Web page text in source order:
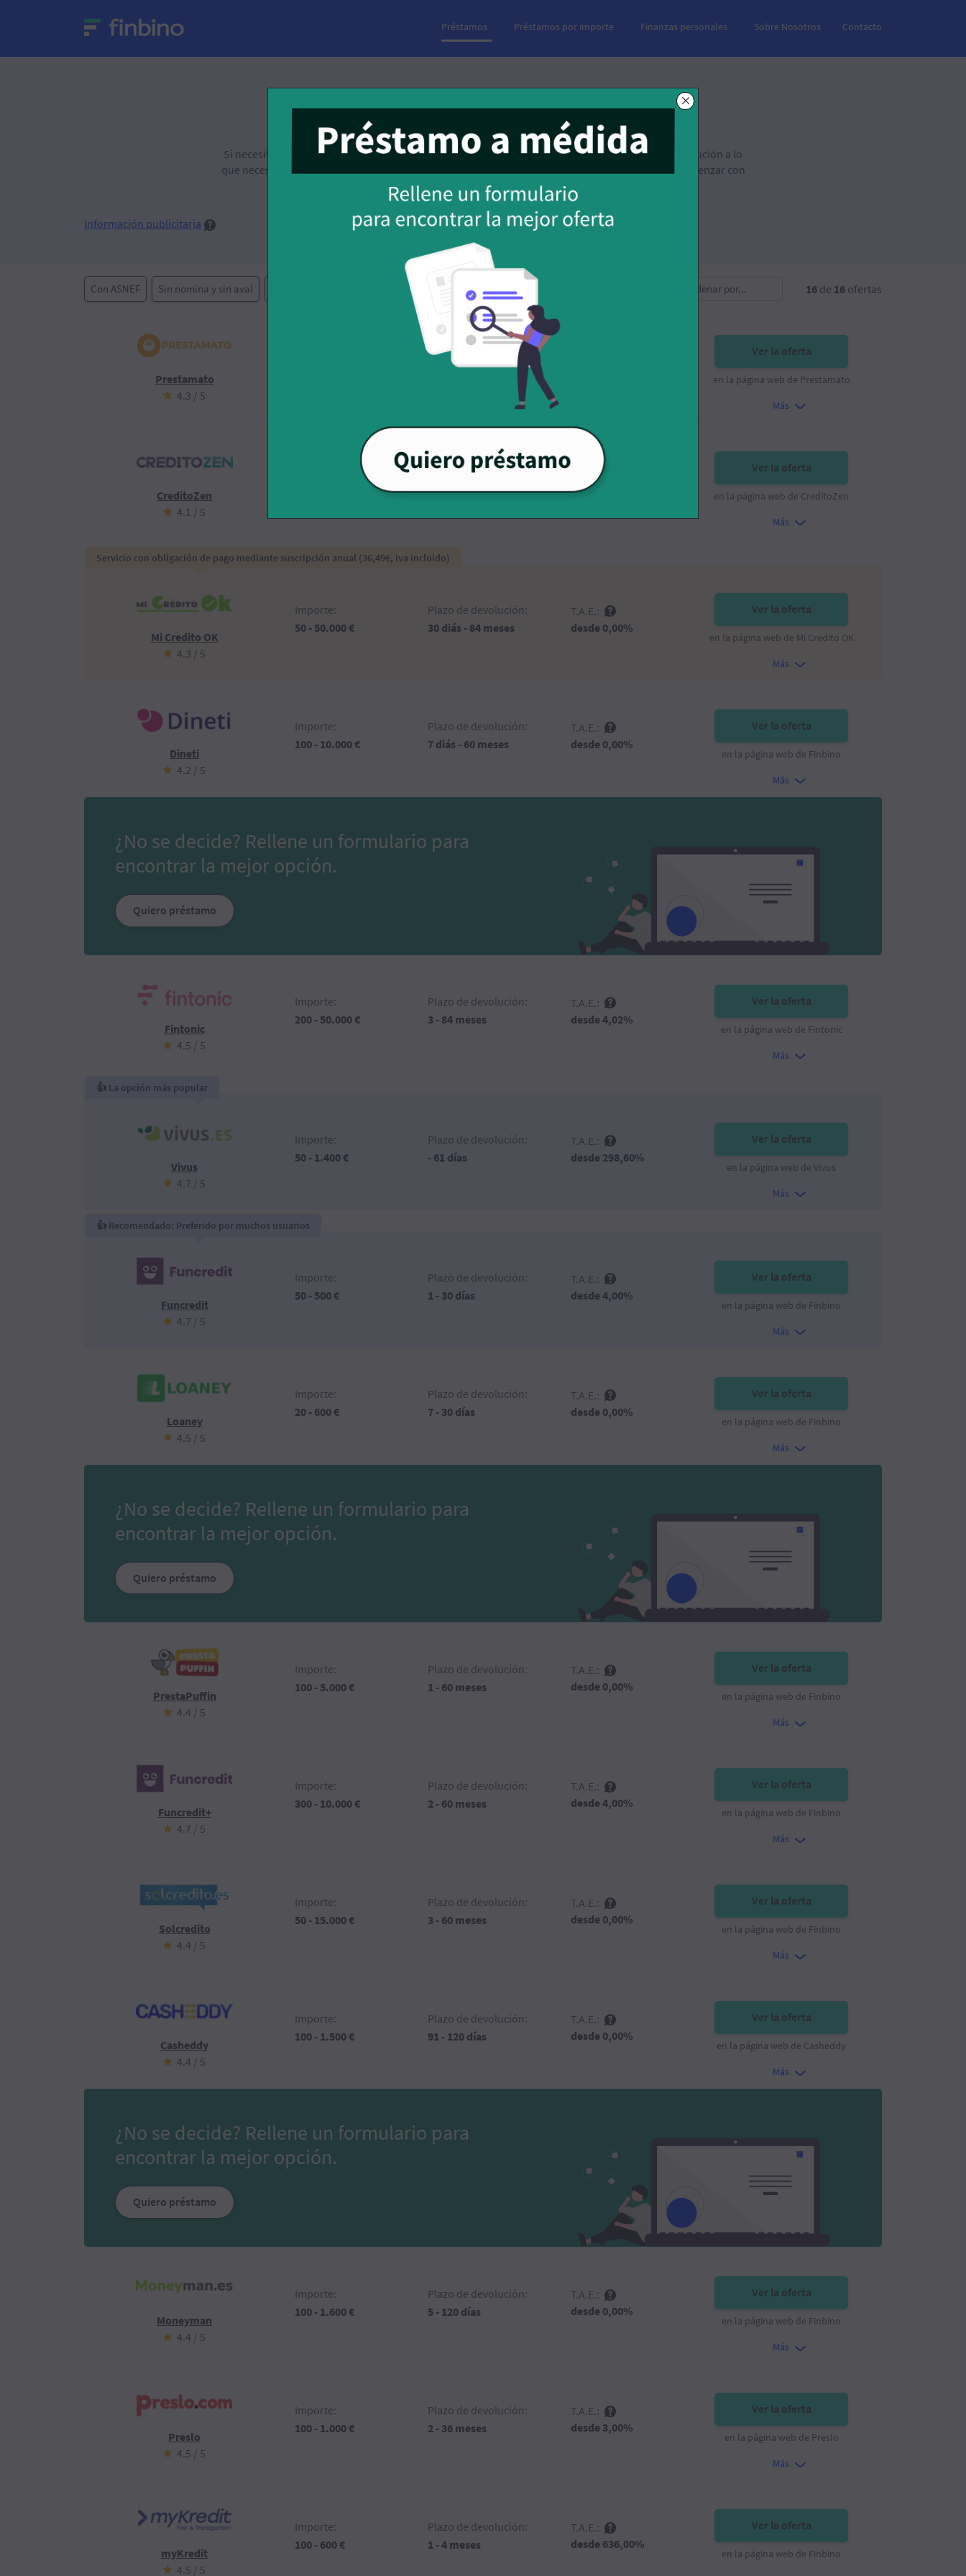
Préstamos Préstamos por importe Finanzas personales Sobre Nosotros Contacto
Los mejores préstamos solo con DNI
Agosto 2026
Si necesitas financiación urgente y no tienes nómina, los préstamos solo con DNI pueden ser la solución a lo
que necesitas. Para elegir el más rentable, puedes utilizar nuestro comparador de préstamos y comenzar con
la solicitud de manera sencilla.
Información publicitaria
Con ASNEF Sin nomina y sin aval Sin papeles Solo con DNI Ordenar por 16 de 16 ofertas
Prestamato
4.3 / 5
Plazo de devolución:
7 - 30 días
Ver la oferta
en la página web de Prestamato
Más
CreditoZen
4.1 / 5
Plazo de devolución:
desde 0,00%
Ver la oferta
en la página web de CreditoZen
Más
Servicio con obligación de pago mediante suscripción anual (36,49€, iva incluido)
Mi Credito OK
4.3 / 5
Importe:
50 - 50.000 €
Plazo de devolución:
30 diás - 84 meses
T.A.E.:
desde 0,00%
Ver la oferta
en la página web de Mi Credito OK
Más
Dineti
4.2 / 5
Importe:
100 - 10.000 €
Plazo de devolución:
7 diás - 60 meses
T.A.E.:
desde 0,00%
Ver la oferta
en la página web de Finbino
Más
¿No se decide? Rellene un formulario para
encontrar la mejor opción.
Quiero préstamo
Fintonic
4.5 / 5
Importe:
200 - 50.000 €
Plazo de devolución:
3 - 84 meses
T.A.E.:
desde 4,02%
Ver la oferta
en la página web de Fintonic
Más
👍 La opción más popular
Vivus
4.7 / 5
Importe:
50 - 1.400 €
Plazo de devolución:
- 61 días
T.A.E.:
desde 298,60%
Ver la oferta
en la página web de Vivus
Más
👍 Recomendado: Preferido por muchos usuarios
Funcredit
4.7 / 5
Importe:
50 - 500 €
Plazo de devolución:
1 - 30 días
T.A.E.:
desde 4,00%
Ver la oferta
en la página web de Finbino
Más
Loaney
4.5 / 5
Importe:
20 - 600 €
Plazo de devolución:
7 - 30 días
T.A.E.:
desde 0,00%
Ver la oferta
en la página web de Finbino
Más
¿No se decide? Rellene un formulario para
encontrar la mejor opción.
Quiero préstamo
PrestaPuffin
4.4 / 5
Importe:
100 - 5.000 €
Plazo de devolución:
1 - 60 meses
T.A.E.:
desde 0,00%
Ver la oferta
en la página web de Finbino
Más
Funcredit+
4.7 / 5
Importe:
300 - 10.000 €
Plazo de devolución:
2 - 60 meses
T.A.E.:
desde 4,00%
Ver la oferta
en la página web de Finbino
Más
Solcredito
4.4 / 5
Importe:
50 - 15.000 €
Plazo de devolución:
3 - 60 meses
T.A.E.:
desde 0,00%
Ver la oferta
en la página web de Finbino
Más
Casheddy
4.4 / 5
Importe:
100 - 1.500 €
Plazo de devolución:
91 - 120 días
T.A.E.:
desde 0,00%
Ver la oferta
en la página web de Casheddy
Más
¿No se decide? Rellene un formulario para
encontrar la mejor opción.
Quiero préstamo
Moneyman
4.4 / 5
Importe:
100 - 1.600 €
Plazo de devolución:
5 - 120 días
T.A.E.:
desde 0,00%
Ver la oferta
en la página web de Finbino
Más
Preslo
4.5 / 5
Importe:
100 - 1.000 €
Plazo de devolución:
2 - 36 meses
T.A.E.:
desde 3,00%
Ver la oferta
en la página web de Preslo
Más
myKredit
4.5 / 5
Importe:
100 - 600 €
Plazo de devolución:
1 - 4 meses
T.A.E.:
desde 636,00%
Ver la oferta
en la página web de Finbino